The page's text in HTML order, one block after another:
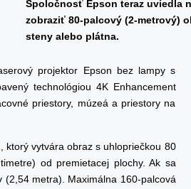
Spoločnosť Epson teraz uviedla
zobraziť 80-palcový (2-metrový)
steny alebo plátna.
projektor Epson bez lampy s
technológiou 4K Enhancement
priestory, múzeá a priestory na
ktorý vytvára obraz s uhlopriečkou 80
od premietacej plochy. Ak sa
metra). Maximálna 160-palcová